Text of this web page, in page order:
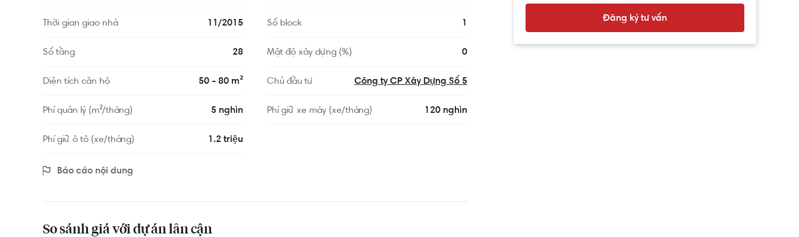
Thời gian giao nhà 11/2015 Số block 1
Số tầng 28 Mật độ xây dựng (%) 0
Diện tích căn hộ 50 - 80 m² Chủ đầu tư Công ty CP Xây Dựng Số 5
Phí quản lý (m²/tháng) 5 nghìn Phí giữ xe máy (xe/tháng) 120 nghìn
Phí giữ ô tô (xe/tháng) 1.2 triệu
Báo cáo nội dung
So sánh giá với dự án lân cận
Đăng ký tư vấn